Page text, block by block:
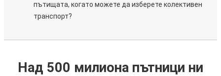
пътищата, когато можете да изберете колективен
транспорт?
Над 500 милиона пътници ни